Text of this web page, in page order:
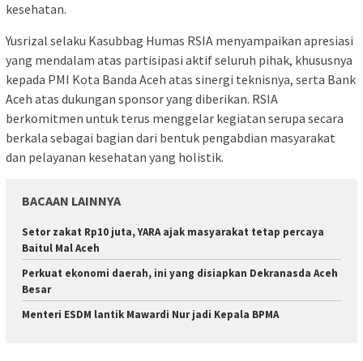
kesehatan.
Yusrizal selaku Kasubbag Humas RSIA menyampaikan apresiasi
yang mendalam atas partisipasi aktif seluruh pihak, khususnya
kepada PMI Kota Banda Aceh atas sinergi teknisnya, serta Bank
Aceh atas dukungan sponsor yang diberikan. RSIA
berkomitmen untuk terus menggelar kegiatan serupa secara
berkala sebagai bagian dari bentuk pengabdian masyarakat
dan pelayanan kesehatan yang holistik.
BACAAN LAINNYA
Setor zakat Rp10 juta, YARA ajak masyarakat tetap percaya
Baitul Mal Aceh
Perkuat ekonomi daerah, ini yang disiapkan Dekranasda Aceh
Besar
Menteri ESDM lantik Mawardi Nur jadi Kepala BPMA